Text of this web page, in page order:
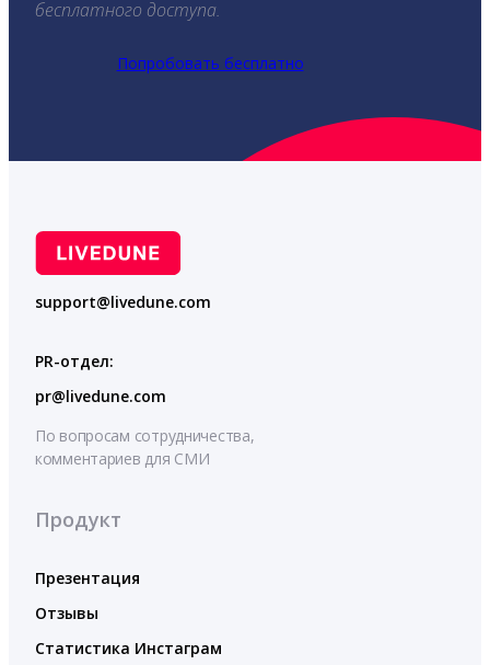
бесплатного доступа.
Попробовать бесплатно
support@livedune.com
PR-отдел:
pr@livedune.com
По вопросам сотрудничества,
комментариев для СМИ
Продукт
Презентация
Отзывы
Статистика Инстаграм